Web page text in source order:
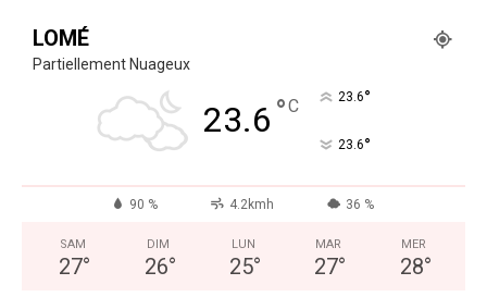
LOMÉ
Partiellement Nuageux
23.6 °C 23.6°
23.6°
90 % 4.2kmh 36 %
SAM
27°
DIM
26°
LUN
25°
MAR
27°
MER
28°